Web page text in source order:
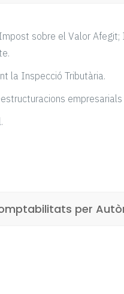
sobre el Valor
la Inspecció Tributària.
per